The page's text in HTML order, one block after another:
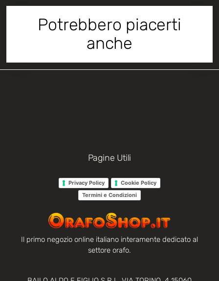
Potrebbero piacerti
anche
Pagine Utili
Privacy Policy
Cookie Policy
Termini e Condizioni
Il primo negozio online italiano interamente dedicato al
settore orafo.